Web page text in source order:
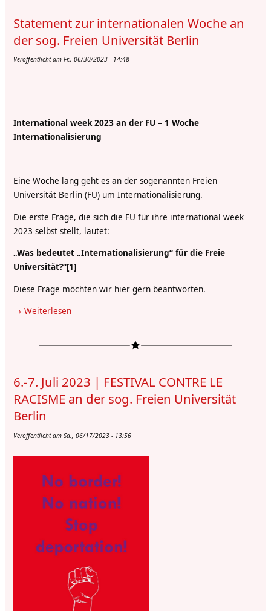
Statement zur internationalen Woche an
der sog. Freien Universität Berlin
Veröffentlicht am Fr., 06/30/2023 - 14:48
International week 2023 an der FU – 1 Woche
Internationalisierung
Eine Woche lang geht es an der sogenannten Freien
Universität Berlin (FU) um Internationalisierung.
Die erste Frage, die sich die FU für ihre international week
2023 selbst stellt, lautet:
„Was bedeutet „Internationalisierung“ für die Freie
Universität?“[1]
Diese Frage möchten wir hier gern beantworten.
Weiterlesenüber
an
der
Universität
6.-7. Juli 2023 | FESTIVAL CONTRE LE
RACISME an der sog. Freien Universität
Berlin
Veröffentlicht am Sa., 06/17/2023 - 13:56